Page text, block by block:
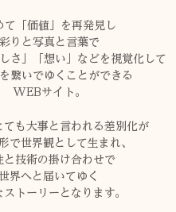
て「価値」を再発見し
彩りと写真と言葉で
さ」「想い」などを視覚化して
繋いでゆくことができる
WEBサイト。
ても大事と言われる差別化が
で世界観として生まれ、
と技術の掛け合わせで
界へと届いてゆく
ストーリーとなります。